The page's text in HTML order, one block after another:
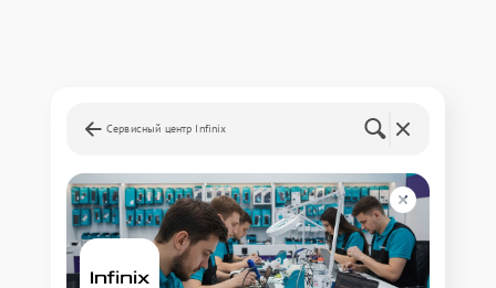
Сервисный центр Infinix